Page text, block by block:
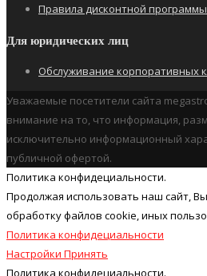
Правила дисконтной
Для юридических лиц
Обслуживание корпоративных
Уважаемые посетители сайта
внимание на то, что информация,
исключительно информационный
публичной офертой.
Политика конфидециальности.
Продолжая использовать наш cайт,
обработку файлов cookie, иных
Политика конфидециальности
Настройки Принять
Политика конфидециальности.